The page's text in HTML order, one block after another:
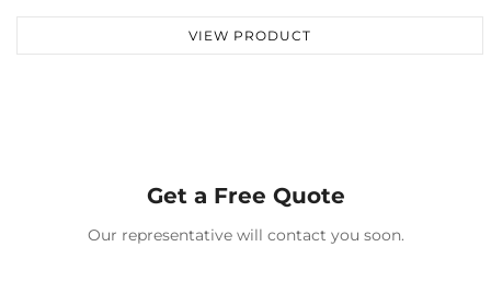
VIEW PRODUCT
Get a Free Quote
Our representative will contact you soon.